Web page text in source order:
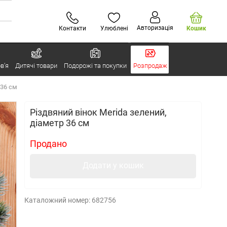
Контакти Улюблені Авторизація Кошик
Дитячі товари Подорожі та покупки Розпродаж
см
Різдвяний вінок Merida зелений,
діаметр 36 см
Продано
Каталожний номер: 682756